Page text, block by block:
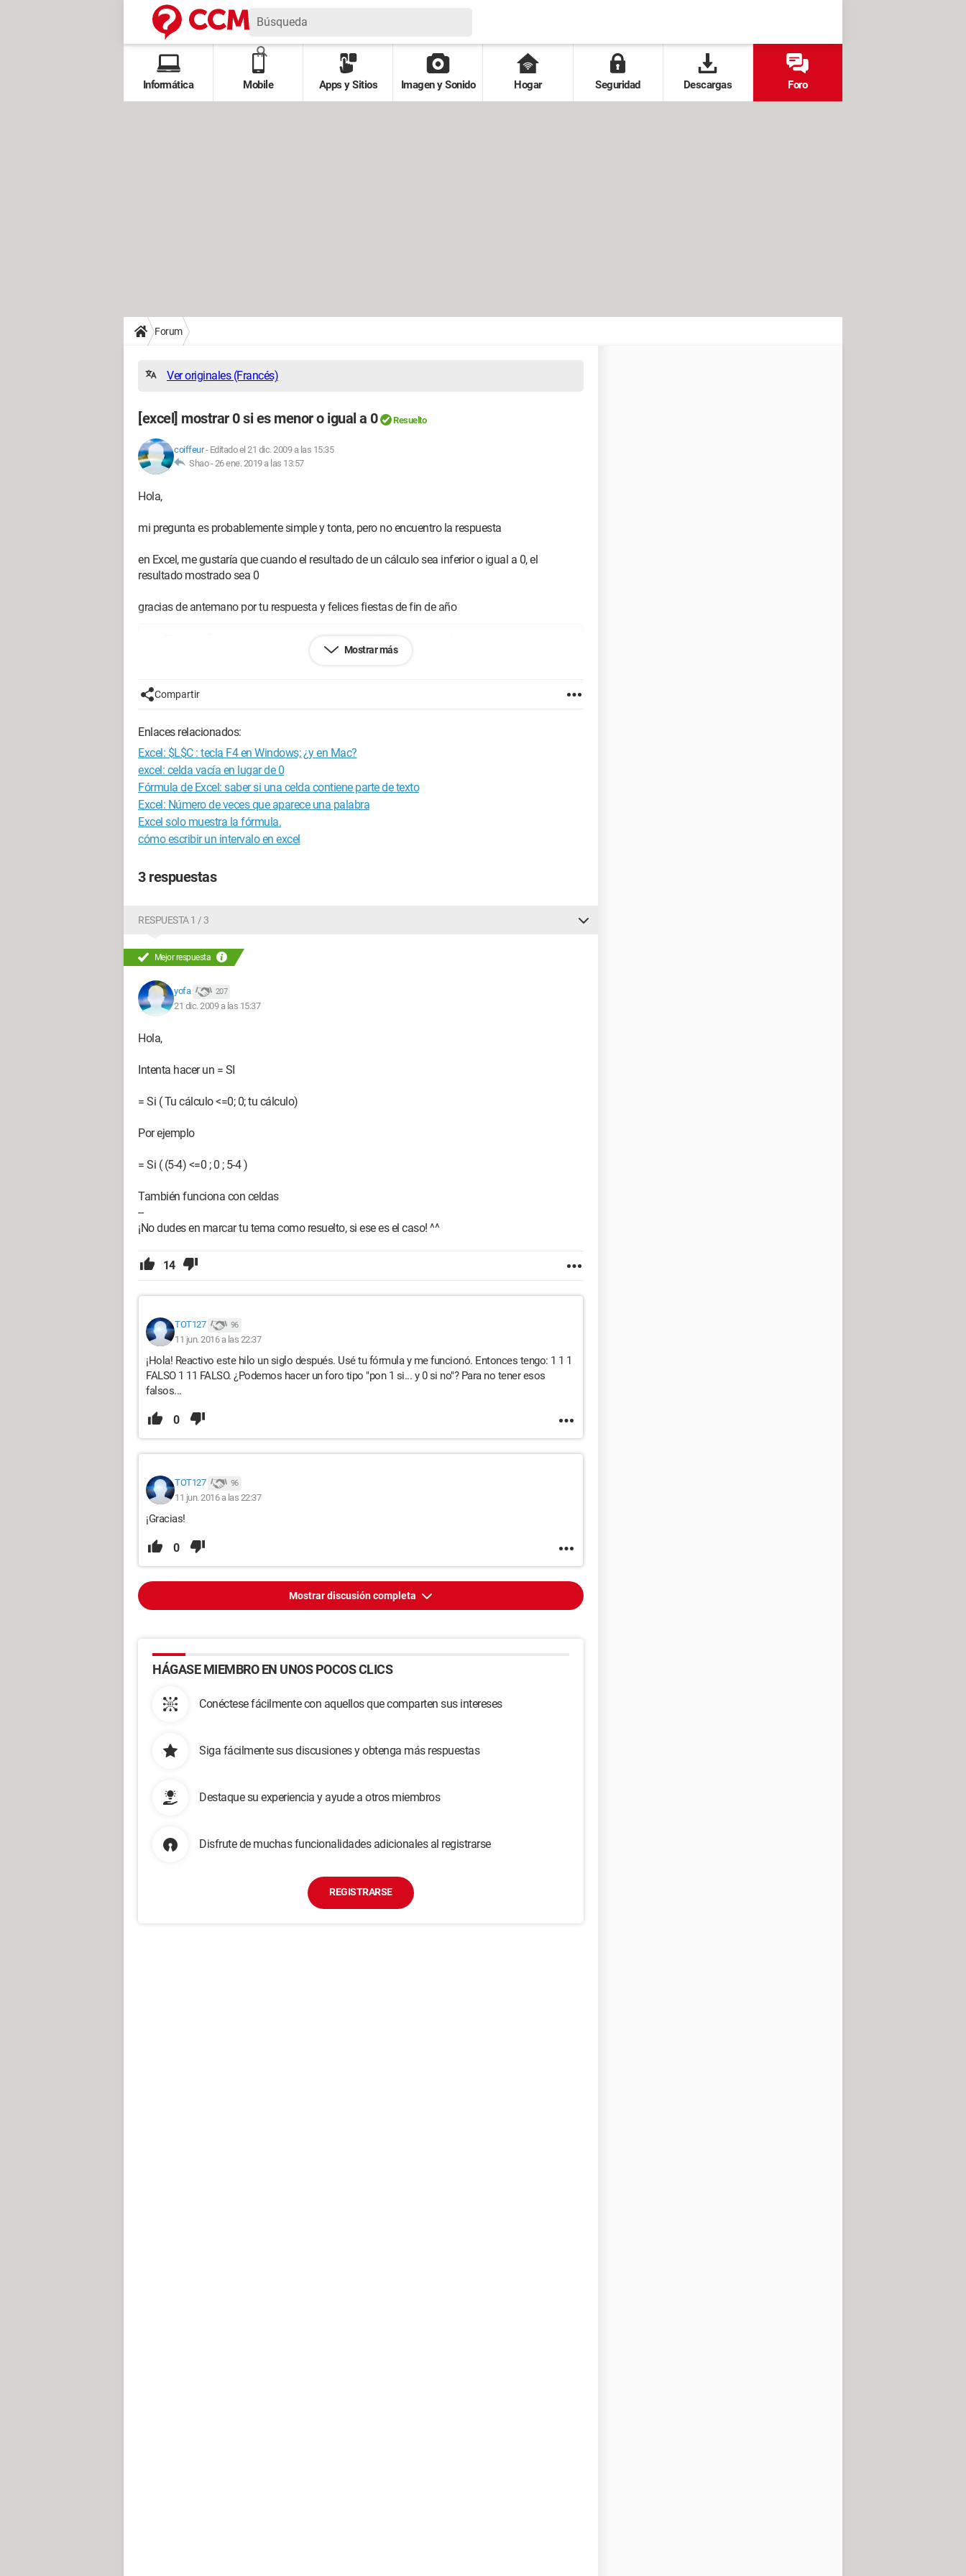
Informática Mobile Apps y Sitios Imagen y Sonido Hogar Seguridad Descargas Foro
Forum
Ver originales (Francés)
[excel] mostrar 0 si es menor o igual a 0 Resuelto
coiffeur- Editado el 21 dic. 2009 a las 15:35
Shao -26 ene. 2019 a las 13:57
Hola,
mi pregunta es probablemente simple y tonta, pero no encuentro la respuesta
en Excel, me gustaría que cuando el resultado de un cálculo sea inferior o igual a 0, el
resultado mostrado sea 0
gracias de antemano por tu respuesta y felices fiestas de fin de año
P4 2.8 Ghz 1 Go de ram win XP sp2 DD 160 freebox 4 (ethernet) no
Mostrar más
Compartir
Enlaces relacionados:
Excel: $L$C : tecla F4 en Windows; ¿y en Mac?
excel: celda vacía en lugar de 0
Fórmula de Excel: saber si una celda contiene parte de texto
Excel: Número de veces que aparece una palabra
Excel solo muestra la fórmula.
cómo escribir un intervalo en excel
3 respuestas
RESPUESTA 1 / 3
Mejor respuesta
yofa 207
21 dic. 2009 a las 15:37
Hola,
Intenta hacer un = SI
= Si ( Tu cálculo <=0; 0; tu cálculo)
Por ejemplo
= Si ( (5-4) <=0 ; 0 ; 5-4 )
También funciona con celdas
--
¡No dudes en marcar tu tema como resuelto, si ese es el caso! ^^
14
TOT127 96
11 jun. 2016 a las 22:37
¡Hola! Reactivo este hilo un siglo después. Usé tu fórmula y me funcionó. Entonces tengo: 1 1 1
FALSO 1 11 FALSO. ¿Podemos hacer un foro tipo "pon 1 si... y 0 si no"? Para no tener esos
falsos...
0
TOT127 96
11 jun. 2016 a las 22:37
¡Gracias!
0
Mostrar discusión completa
HÁGASE MIEMBRO EN UNOS POCOS CLICS
Conéctese fácilmente con aquellos que comparten sus intereses
Siga fácilmente sus discusiones y obtenga más respuestas
Destaque su experiencia y ayude a otros miembros
Disfrute de muchas funcionalidades adicionales al registrarse
REGISTRARSE